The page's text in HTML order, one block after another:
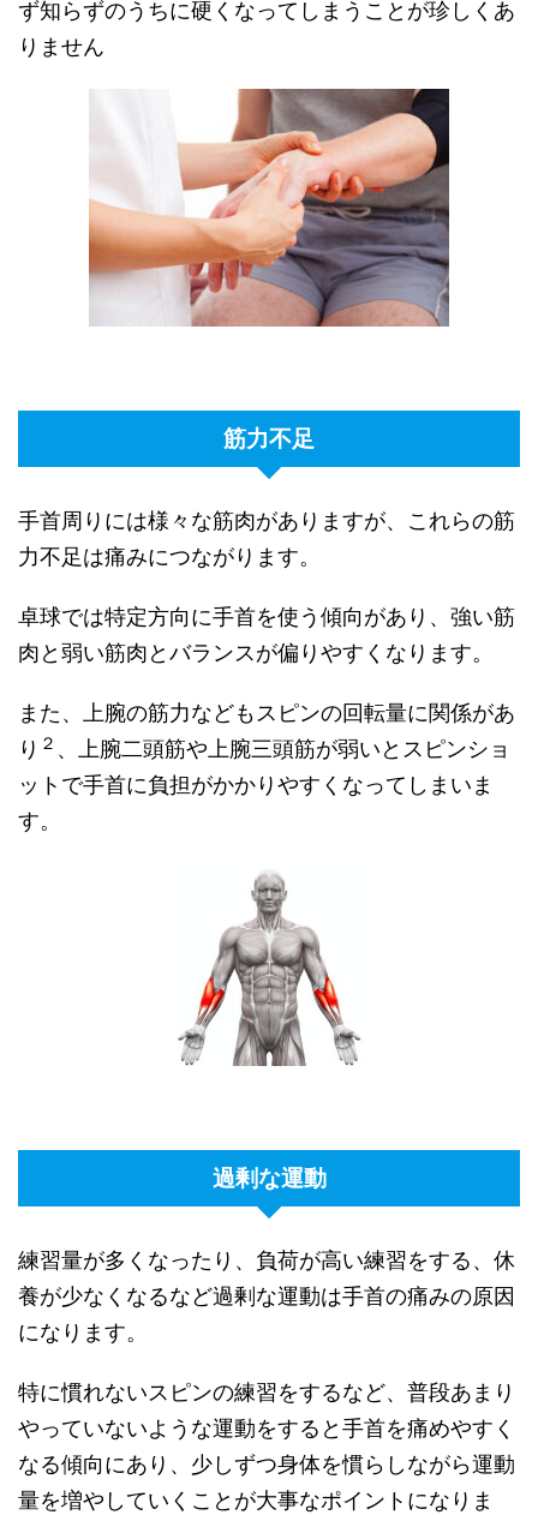
ず知らずのうちに硬くなってしまうことが珍しくあ
りません
筋力不足
手首周りには様々な筋肉がありますが、これらの筋
力不足は痛みにつながります。
卓球では特定方向に手首を使う傾向があり、強い筋
肉と弱い筋肉とバランスが偏りやすくなります。
また、上腕の筋力などもスピンの回転量に関係があ
り ２ 、上腕二頭筋や上腕三頭筋が弱いとスピンショ
ットで手首に負担がかかりやすくなってしまいま
す。
過剰な運動
練習量が多くなったり、負荷が高い練習をする、休
養が少なくなるなど過剰な運動は手首の痛みの原因
になります。
特に慣れないスピンの練習をするなど、普段あまり
やっていないような運動をすると手首を痛めやすく
なる傾向にあり、少しずつ身体を慣らしながら運動
量を増やしていくことが大事なポイントになりま